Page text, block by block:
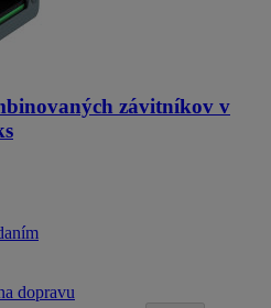
závitníkov v
dopravu